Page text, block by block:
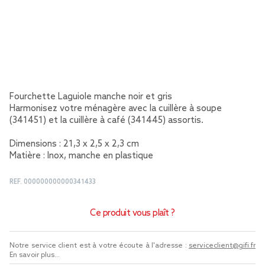
Fourchette Laguiole manche noir et gris
Harmonisez votre ménagère avec la cuillère à soupe
(341451) et la cuillère à café (341445) assortis.
Dimensions : 21,3 x 2,5 x 2,3 cm
Matière : Inox, manche en plastique
REF. 000000000000341433
Ce produit vous plaît ?
Notre service client est à votre écoute à l'adresse : serviceclient@gifi.fr
En savoir plus...